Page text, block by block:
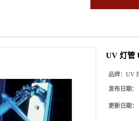
UV 灯管
品牌： UV
发布日期：
更新日期：